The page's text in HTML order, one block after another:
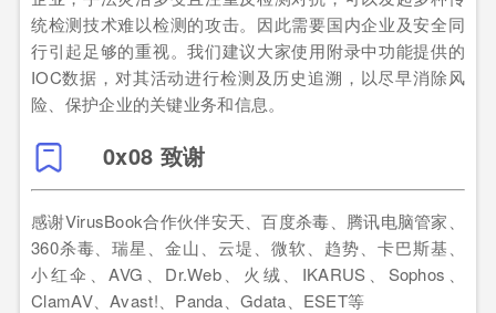
统检测技术难以检测的攻击。因此需要国内企业及安全同
行引起足够的重视。我们建议大家使用附录中功能提供的
IOC数据，对其活动进行检测及历史追溯，以尽早消除风
险、保护企业的关键业务和信息。
0x08 致谢
感谢VirusBook合作伙伴安天、百度杀毒、腾讯电脑管家、
360杀毒、瑞星、金山、云堤、微软、趋势、卡巴斯基、
小红伞、AVG、Dr.Web、火绒、IKARUS、Sophos、
ClamAV、Avast!、Panda、Gdata、ESET等